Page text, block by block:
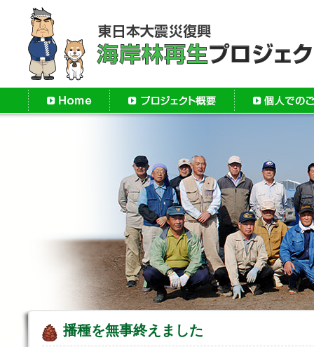
播種を無事終えました